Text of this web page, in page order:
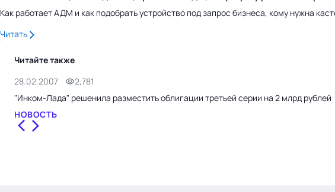
Как работает АДМ и как подобрать устройство под запрос бизнеса, кому нужна
Читать
Читайте также
28.02.2007
2,781
"Инком-Лада" решенила разместить облигации третьей серии на 2 млрд рублей
НОВОСТЬ